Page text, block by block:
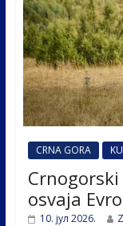
CRNA GORA
Crnogorski
osvaja
10. јул 2026.